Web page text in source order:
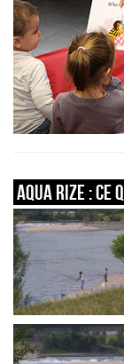
AQUA RIZE :